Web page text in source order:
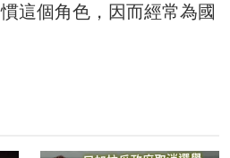
這個角色，因而經常為國